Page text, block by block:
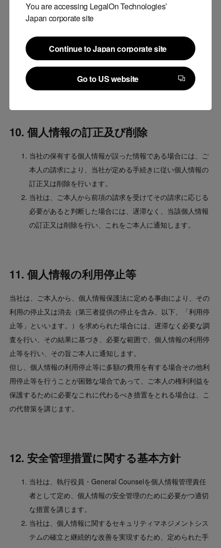
You are accessing LegalOn Technologies’
Japan corporate site
Continue to Japan corporate site
Continue to Japan corporate site
Go to US website
Go to US website
決定をした場合には、その旨を遅滞なく通知します。
当社の業務の適正な実施に著しい支障を及ぼすおそれ
がある場合
その他法令に違反することとなる場合
10. 個人情報の訂正及び削除
当社の保有する個人情報が誤った情報である場合には、ご
本人の請求により、当社が定める手続きに従い個人情報の
訂正又は削除を行います。
当社は、ご本人から前項の請求を受けてその請求に応じる
必要があると判断した場合には、遅滞なく、当該個人情報
の訂正又は削除を行い、これをご本人に通知します。
11. 個人情報の利用停止等
当社は、ご本人から、個人情報保護法に定める事由により、その
利用の停止又は消去（第三者提供の停止を含み、以下、「利用停
止等」といいます。）を求められた場合には、遅滞なく必要な調
査を行い、その結果に基づき、必要な範囲で、個人情報の利用停
止等を行い、その旨ご本人に通知します。
但し、個人情報の利用停止等に多額の費用を有する場合その他利
用停止等を行うことが困難な場合であって、ご本人の権利利益を
保護するために必要なこれに代わるべき措置をとれる場合は、こ
の代替策を講じます。
12. 安全管理措置に関する基本方針
当社は、執行役員・General Counselを個人情報管理責任
者として定め、個人情報の安全管理のために必要かつ適切
な措置を講じます。
当社は、個人情報に関するセキュリティマネジメントシス
テムの確立と継続的な改善を実現するため、定められた手